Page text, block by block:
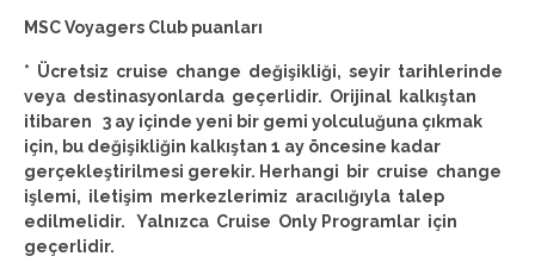
MSC Voyagers Club puanları
* Ücretsiz cruise change değişikliği, seyir tarihlerinde
veya destinasyonlarda geçerlidir. Orijinal kalkıştan
itibaren 3 ay içinde yeni bir gemi yolculuğuna çıkmak
için, bu değişikliğin kalkıştan 1 ay öncesine kadar
gerçekleştirilmesi gerekir. Herhangi bir cruise change
işlemi, iletişim merkezlerimiz aracılığıyla talep
edilmelidir. Yalnızca Cruise Only Programlar için
geçerlidir.